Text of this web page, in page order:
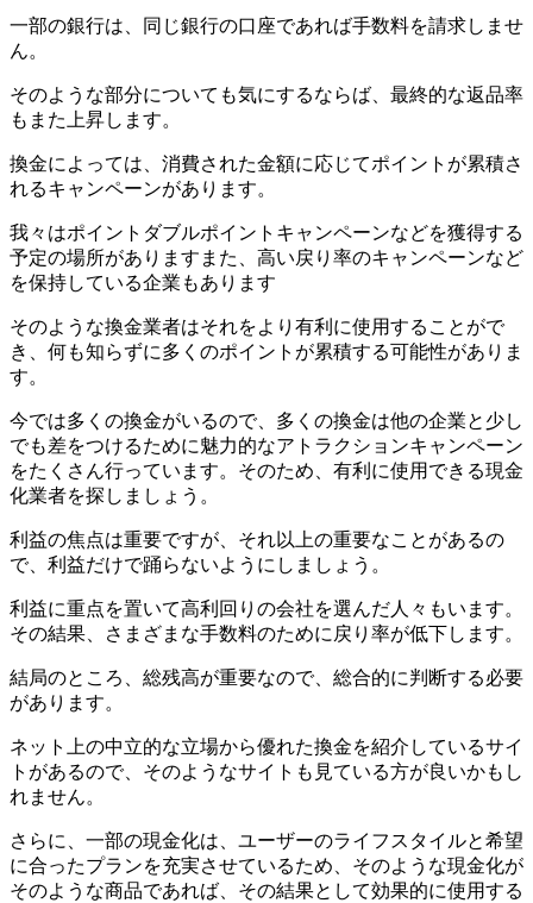
一部の銀行は、同じ銀行の口座であれば手数料を請求しませ
ん。
そのような部分についても気にするならば、最終的な返品率
もまた上昇します。
換金によっては、消費された金額に応じてポイントが累積さ
れるキャンペーンがあります。
我々はポイントダブルポイントキャンペーンなどを獲得する
予定の場所がありますまた、高い戻り率のキャンペーンなど
を保持している企業もあります
そのような換金業者はそれをより有利に使用することがで
き、何も知らずに多くのポイントが累積する可能性がありま
す。
今では多くの換金がいるので、多くの換金は他の企業と少し
でも差をつけるために魅力的なアトラクションキャンペーン
をたくさん行っています。そのため、有利に使用できる現金
化業者を探しましょう。
利益の焦点は重要ですが、それ以上の重要なことがあるの
で、利益だけで踊らないようにしましょう。
利益に重点を置いて高利回りの会社を選んだ人々もいます。
その結果、さまざまな手数料のために戻り率が低下します。
結局のところ、総残高が重要なので、総合的に判断する必要
があります。
ネット上の中立的な立場から優れた換金を紹介しているサイ
トがあるので、そのようなサイトも見ている方が良いかもし
れません。
さらに、一部の現金化は、ユーザーのライフスタイルと希望
に合ったプランを充実させているため、そのような現金化が
そのような商品であれば、その結果として効果的に使用する